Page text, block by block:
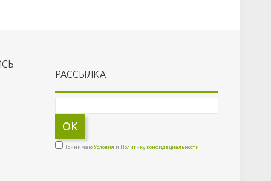
РАССЫЛКА
OK
Принимаю Условия и Политику конфидециальности